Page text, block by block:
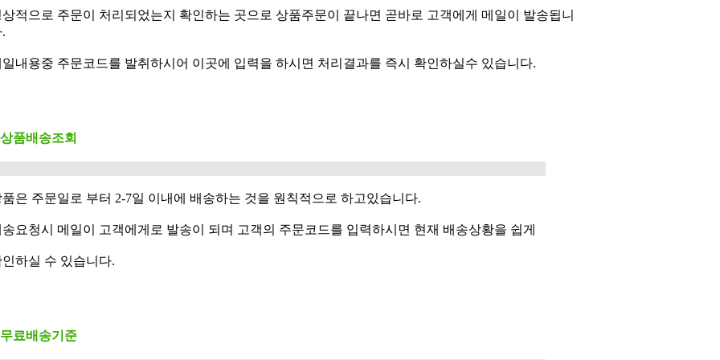
적으로 주문이 처리되었는지 확인하는 곳으로 상품주문이 끝나면 곧바로 고객에게 메일이 발송됩니
일내용중 주문코드를 발취하시어 이곳에 입력을 하시면 처리결과를 즉시 확인하실수 있습니다.
품배송조회
은 주문일로 부터 2-7일 이내에 배송하는 것을 원칙적으로 하고있습니다.
요청시 메일이 고객에게로 발송이 되며 고객의 주문코드를 입력하시면 현재 배송상황을 쉽게
하실 수 있습니다.
료배송기준